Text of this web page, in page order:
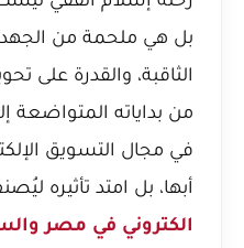
بل هي ملحمة من الجهد
الثاقبة، والقدرة على
من بداياته المتواضعة
في مجال التسويق
أبها، بل امتد تأثيره
الكتروني في مصر